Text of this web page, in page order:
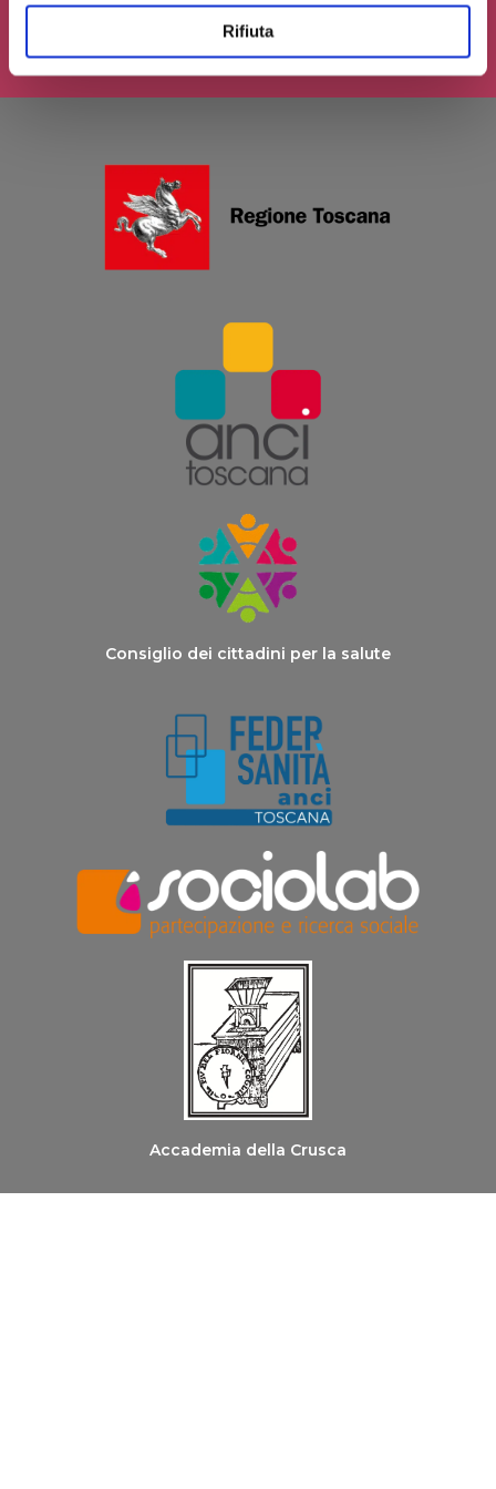
Rifiuta
INVIA IL TUO CONTRIBUTO
Consiglio dei cittadini per la salute
Accademia della Crusca